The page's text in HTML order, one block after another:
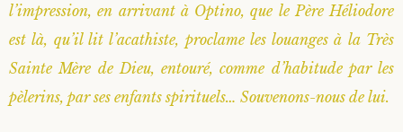
l’impression, en arrivant à Optino, que le Père Héliodore
est là, qu’il lit l’acathiste, proclame les louanges à la Très
Sainte Mère de Dieu, entouré, comme d’habitude par les
pèlerins, par ses enfants spirituels… Souvenons-nous de lui.